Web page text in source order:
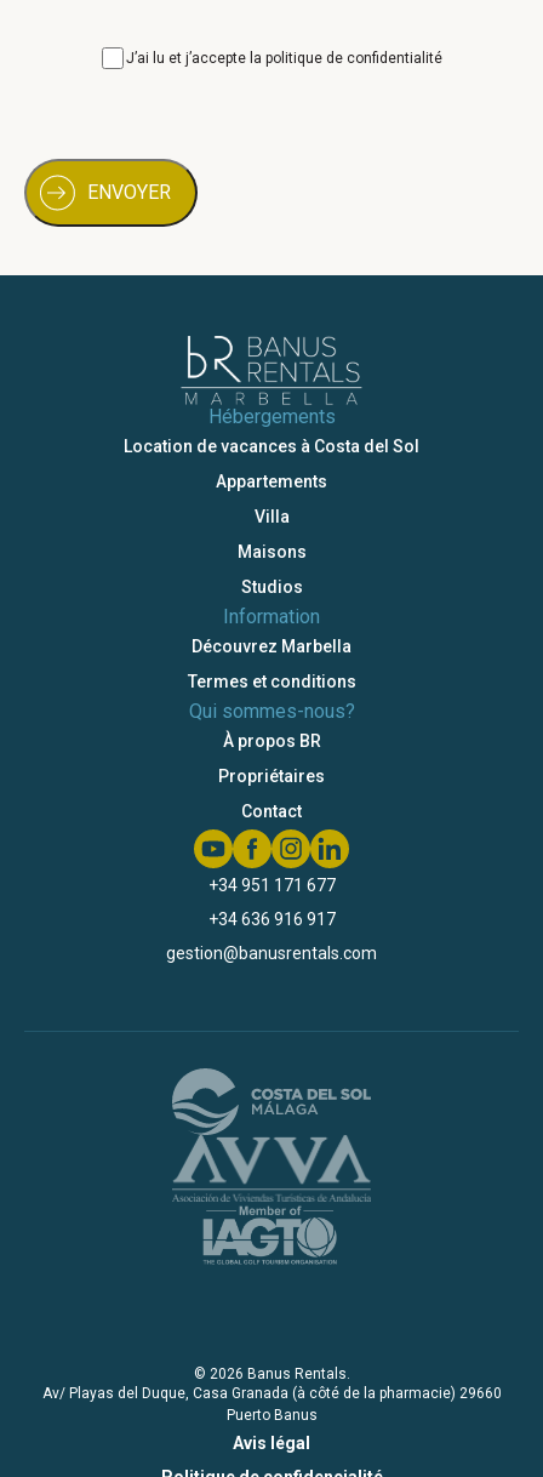
J’ai lu et j’accepte la politique de confidentialité
Hébergements
Location de vacances à Costa del Sol
Appartements
Villa
Maisons
Studios
Information
Découvrez Marbella
Termes et conditions
Qui sommes-nous?
À propos BR
Propriétaires
Contact
+34 951 171 677
+34 636 916 917
gestion@banusrentals.com
© 2026 Banus Rentals.
Av/ Playas del Duque, Casa Granada (à côté de la pharmacie) 29660
Puerto Banus
Avis légal